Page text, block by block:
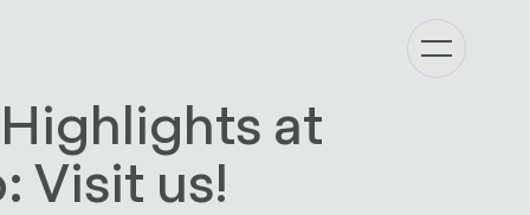
at
Visit us!